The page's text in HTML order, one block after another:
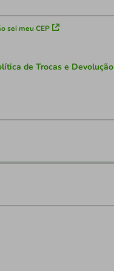
sei meu CEP
de Trocas e Devolução